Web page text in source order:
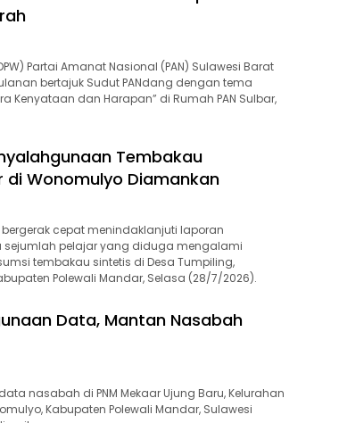
Partai Amanat Nasional (PAN) Sulawesi Barat
bertajuk Sudut PANdang dengan tema
Kenyataan dan Harapan” di Rumah PAN Sulbar,
Tembakau
di Wonomulyo Diamankan
bergerak cepat menindaklanjuti laporan
pelajar yang diduga mengalami
tembakau sintetis di Desa Tumpiling,
Polewali Mandar, Selasa (28/7/2026).
Data, Mantan Nasabah
nasabah di PNM Mekaar Ujung Baru, Kelurahan
Kabupaten Polewali Mandar, Sulawesi